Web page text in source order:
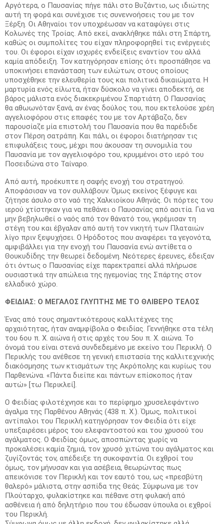
Αργότερα, ο Παυσανίας πήγε πάλι στο Βυζάντιο, ως ιδιώτης
αυτή τη φορά και συνέχισε τις συνεννοήσεις του με τον
Ξέρξη. Οι Αθηναίοι τον υποχρέωσαν να καταφύγει στις
Κολωνές της Τροίας. Από εκεί, ανακλήθηκε πάλι στη Σπάρτη,
καθώς οι συμπολίτες του είχαν πληροφορηθεί τις ενέργειές
του. Οι έφοροι είχαν ισχυρές ενδείξεις εναντίον του αλλά
καμία απόδειξη. Τον κατηγόρησαν επίσης ότι προσπάθησε να
υποκινήσει επανάσταση των ειλώτων, στους οποίους
υποσχέθηκε την ελευθερία τους και πολιτικά δικαιώματα. Η
μαρτυρία ενός είλωτα, ήταν δύσκολο να γίνει αποδεκτή, σε
βάρος μάλιστα ενός διακεκριμένου Σπαρτιάτη. Ο Παυσανίας
θα αθωωνόταν ξανά, αν ένας δούλος του, που εκτελούσε χρέη
αγγελιοφόρου στις επαφές του με τον Αρτάβαζο, δεν
παρουσίαζε μία επιστολή του Παυσανία που θα παρέδιδε
στον Πέρση σατράπη. Και πάλι, οι έφοροι διατήρησαν τις
επιφυλάξεις τους, μέχρι που άκουσαν τη συνομιλία του
Παυσανία με τον αγγελιοφόρο του, κρυμμένοι στο ιερό του
Ποσειδώνα στο Ταίναρο.
Από αυτή, προέκυπτε η σαφής ενοχή του στρατηγού.
Αποφάσισαν να τον συλλάβουν. Όμως εκείνος ξέφυγε και
ζήτησε άσυλο στο ναό της Χαλκιοίκου Αθηνάς. Οι πόρτες του
ιερού χτίστηκαν για να πεθάνει ο Παυσανίας από ασιτία. Για να
μην βεβηλωθεί ο ναός από τον θάνατό του, γκρέμισαν τη
στέγη του και έβγαλαν από αυτή τον νικητή των Πλαταιών
λίγο πριν ξεψυχήσει. Ο Ηρόδοτος που αναφέρει τα γεγονότα,
αμφιβάλλει για την ενοχή του Παυσανία ενώ αντίθετα ο
Θουκυδίδης την θεωρεί δεδομένη. Νεότερες έρευνες, έδειξαν
ότι όντως ο Παυσανίας είχε παρεκτραπεί αλλά πλήρωσε
ουσιαστικά την απώλεια της ηγεμονίας της Σπάρτης στον
ελλαδικό χώρο.
ΦΕΙΔΙΑΣ: Ο ΜΕΓΑΛΟΣ ΓΛΥΠΤΗΣ ΜΕ ΤΟ ΘΛΙΒΕΡΟ ΤΕΛΟΣ
Ένας από τους σημαντικότερους καλλιτέχνες της
αρχαιότητας, ήταν αναμφίβολα ο Φειδίας. Γεννήθηκε στα τέλη
του 6ου π. Χ. αιώνα ή στις αρχές του 5ου π. Χ. αιώνα. Το
όνομά του είναι στενά συνδεδεμένο με εκείνο του Περικλή. Ο
Περικλής του ανέθεσε τη γενική επιστασία της καλλιτεχνικής
διακόσμησης των κτισμάτων της Ακρόπολης και κυρίως του
Παρθενώνα. «Πάντα διείπε και πάντων επίσκοπος ήταν
αυτώ» [τω Περικλεί].
Ο Φειδίας φιλοτέχνησε και το περίφημο χρυσελεφάντινο
άγαλμα της Παρθένου Αθηνάς (438 π. Χ.). Όμως, πολιτικοί
αντίπαλοι του Περικλή κατηγόρησαν τον Φειδία ότι είχε
υπεξαιρέσει μέρος του ελεφαντοστού και του χρυσού του
αγάλματος. Ο Φειδίας όμως, αποσπώντας χωρίς να
προκαλέσει καμία ζημιά, τον χρυσό χιτώνα του αγάλματος και
ζυγίζοντάς τον, απέδειξε τη συκοφαντία. Οι εχθροί του
όμως, τον μήνυσαν και για ασέβεια, θεωρώντας πως
απεικόνισε τον Περικλή και τον εαυτό του, ως «πρεσβύτη
θαλερό» μάλιστα, στην ασπίδα της Θεάς. Σύμφωνα με τον
Πλούταρχο, φυλακίστηκε και πέθανε στη φυλακή από
ασθένεια ή από δηλητήριο που του έδωσαν ύπουλα οι εχθροί
του Περικλή.